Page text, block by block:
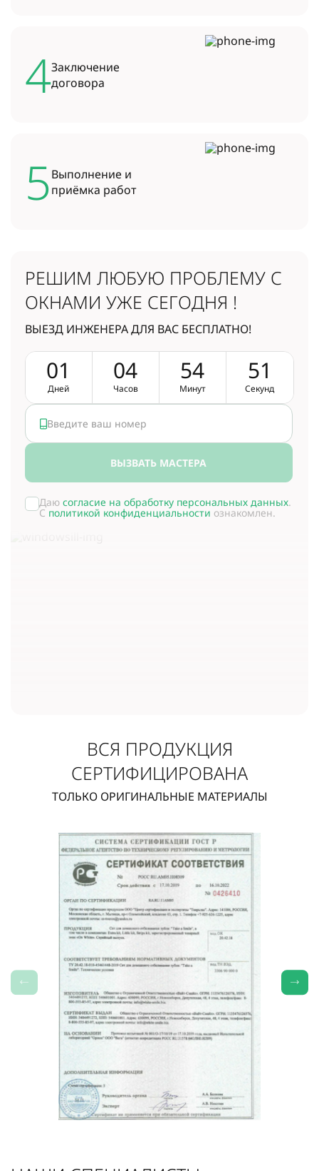
4Заключение
договора
5Выполнение и
приёмка работ
РЕШИМ ЛЮБУЮ ПРОБЛЕМУ С
ОКНАМИ УЖЕ СЕГОДНЯ !
ВЫЕЗД ИНЖЕНЕРА ДЛЯ ВАС БЕСПЛАТНО!
01
Дней
04
Часов
54
Минут
51
Секунд
ВЫЗВАТЬ МАСТЕРА
Даю согласие на обработку персональных данных.
С политикой конфиденциальности ознакомлен.
ВСЯ ПРОДУКЦИЯ
СЕРТИФИЦИРОВАНА
ТОЛЬКО ОРИГИНАЛЬНЫЕ МАТЕРИАЛЫ